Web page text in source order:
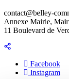
contact@belley-
Annexe Mairie,
11 Boulevard de
Facebook
Instagram